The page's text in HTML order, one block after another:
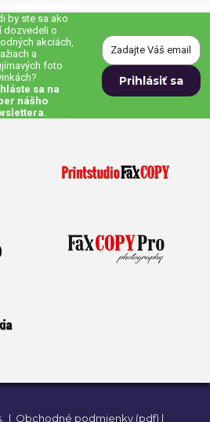
Produkty
by ste sa ako
dozvedeli o
akciách,
a
foto
sa na
nášho
| Obchodné podmienky (pdf) |